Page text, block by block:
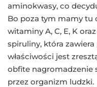
aminokwasy, co
Bo poza tym mamy tu
witaminy A, C, E, K
spiruliny, która
właściwości jest
obfite nagromadzenie
przez organizm ludzki.